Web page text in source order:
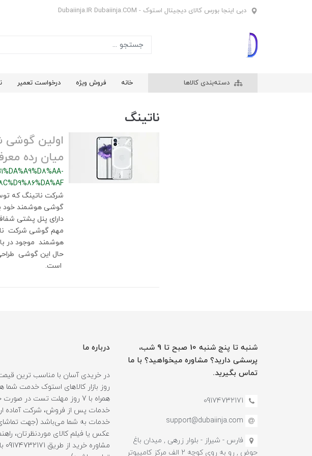
دبی اینجا بورس کالای دیجیتال استوک - Dubaiinja.IR Dubaiinja.COM
دسته‌بندی کالاها خانه فروش ویژه درخواست تعمیر
ناتینگ
اولین گوشی
میان رده
شرکت ناتینگ که
دارای پنل پشتی
مهم گوشی شرکت
هوشمند موجود در
حال این گوشی
است.
شنبه تا پنج شنبه 10 صبح تا 9 شب،
پرسشی دارید؟ مشاوره میخواهید؟ با ما
تماس بگیرید.
09174732171
support@dubaiinja.com
فارس - شیراز - بلوار زرهی , میدان باغ
حوض , رو به روی کوچه 2 الف مرکز کامپیوتر
درباره ما
در خریدی آسان با مناسب ترین
روز بازار کالاهای استوک خدمت شما
همراه با 7 روز مهلت تست در
خدمات پس از فروش، شرکت آماده
خدمات به شما می‌باشد (جهت
عکس یا فیلم کالای موردنظرتان،